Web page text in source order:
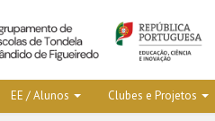
EE / Alunos Clubes e Projetos